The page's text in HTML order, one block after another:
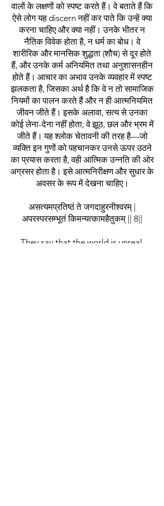
वालों के लक्षणों को स्पष्ट करते हैं। वे बताते हैं कि
ऐसे लोग यह discern नहीं कर पाते कि उन्हें क्या
करना चाहिए और क्या नहीं। उनके भीतर न
नैतिक विवेक होता है, न धर्म का बोध। वे
शारीरिक और मानसिक शुद्धता (शौच) से दूर होते
हैं, और उनके कर्म अनियमित तथा अनुशासनहीन
होते हैं। आचार का अभाव उनके व्यवहार में स्पष्ट
झलकता है, जिसका अर्थ है कि वे न तो सामाजिक
नियमों का पालन करते हैं और न ही आत्मनियमित
जीवन जीते हैं। इसके अलावा, सत्य से उनका
कोई लेना-देना नहीं होता; वे झूठ, छल और भ्रम में
जीते हैं। यह श्लोक चेतावनी की तरह है—जो
व्यक्ति इन गुणों को पहचानकर उनसे ऊपर उठने
का प्रयास करता है, वही आत्मिक उन्नति की ओर
अग्रसर होता है। इसे आत्मनिरीक्षण और सुधार के
अवसर के रूप में देखना चाहिए।
असत्यमप्रतिष्ठं ते जगदाहुरनीश्वरम् |
अपरस्परसम्भूतं किमन्यत्कामहैतुकम् || 8||
They say that the world is unreal,